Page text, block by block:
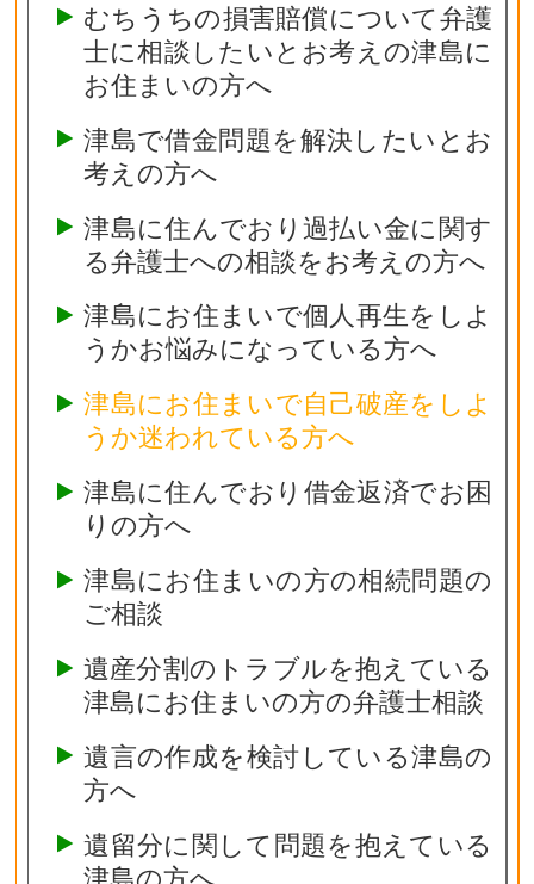
むちうちの損害賠償について弁護
士に相談したいとお考えの津島に
お住まいの方へ
津島で借金問題を解決したいとお
考えの方へ
津島に住んでおり過払い金に関す
る弁護士への相談をお考えの方へ
津島にお住まいで個人再生をしよ
うかお悩みになっている方へ
津島にお住まいで自己破産をしよ
うか迷われている方へ
津島に住んでおり借金返済でお困
りの方へ
津島にお住まいの方の相続問題の
ご相談
遺産分割のトラブルを抱えている
津島にお住まいの方の弁護士相談
遺言の作成を検討している津島の
方へ
遺留分に関して問題を抱えている